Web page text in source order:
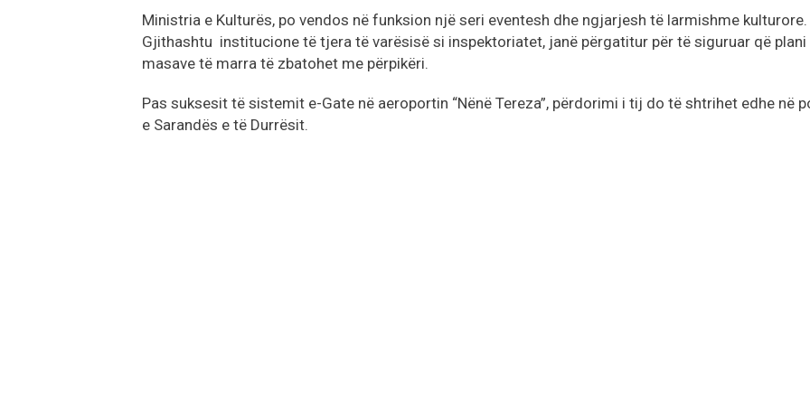
Ministria e Kulturës, po vendos në funksion një seri eventesh dhe ngjarjesh të larmishme kulturore.
Gjithashtu institucione të tjera të varësisë si inspektoriatet, janë përgatitur për të siguruar që plani
masave të marra të zbatohet me përpikëri.
Pas suksesit të sistemit e-Gate në aeroportin “Nënë Tereza”, përdorimi i tij do të shtrihet edhe në
e Sarandës e të Durrësit.